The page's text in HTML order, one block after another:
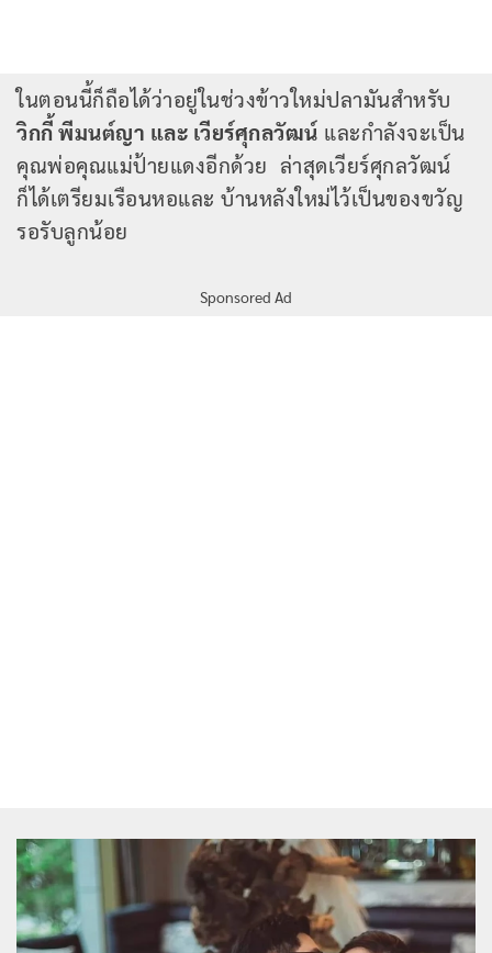
ในตอนนี้ก็ถือได้ว่าอยู่ในช่วงข้าวใหม่ปลามันสำหรับ
วิกกี้ พีมนต์ญา และ เวียร์ศุกลวัฒน์ และกำลังจะเป็น
คุณพ่อคุณแม่ป้ายแดงอีกด้วย ล่าสุดเวียร์ศุกลวัฒน์
ก็ได้เตรียมเรือนหอและ บ้านหลังใหม่ไว้เป็นของขวัญ
รอรับลูกน้อย
Sponsored Ad